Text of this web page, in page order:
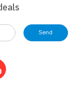
Send